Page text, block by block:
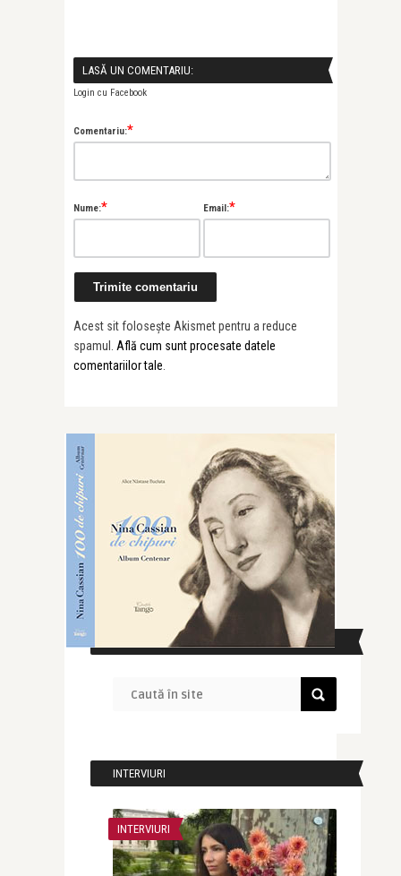
LASĂ UN COMENTARIU:
Login cu Facebook
Comentariu:*
Nume:* Email:*
Acest sit folosește Akismet pentru a reduce
spamul. Află cum sunt procesate datele
comentariilor tale.
CAUTĂ ÎN SITE
INTERVIURI
INTERVIURI